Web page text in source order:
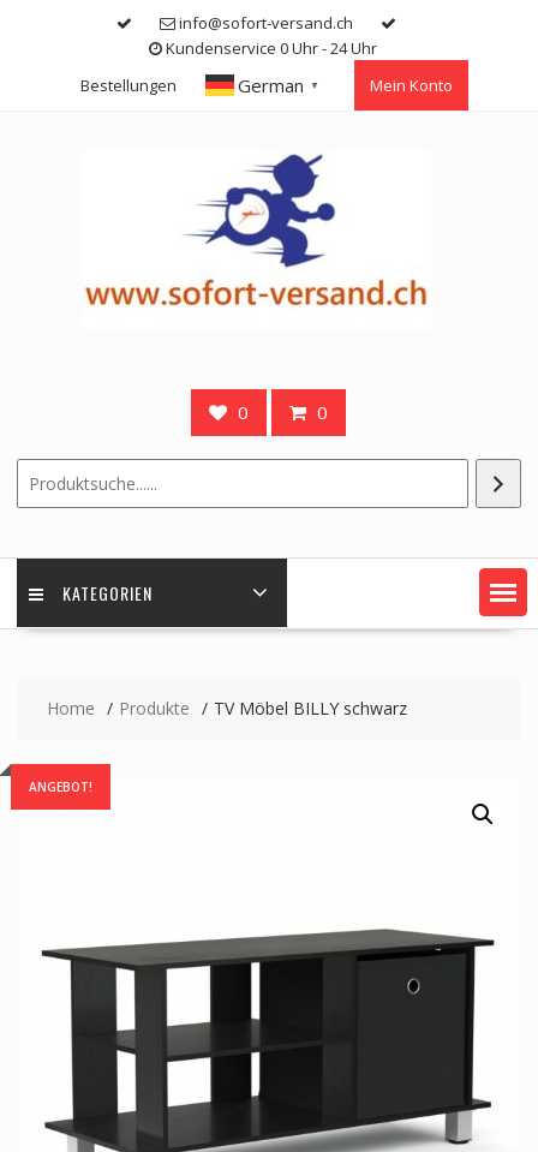
info@sofort-versand.ch
Kundenservice 0 Uhr - 24 Uhr
Bestellungen
German ▼ Mein Konto
0 0
KATEGORIEN
Home Produkte TV Möbel BILLY schwarz
ANGEBOT!